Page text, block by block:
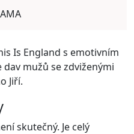
Is England s emotivním
mužů se zdviženými
Jiří.
skutečný. Je celý